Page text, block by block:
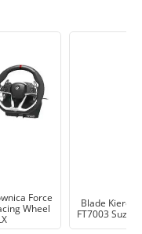
Force
Wheel
Blade
FT7003